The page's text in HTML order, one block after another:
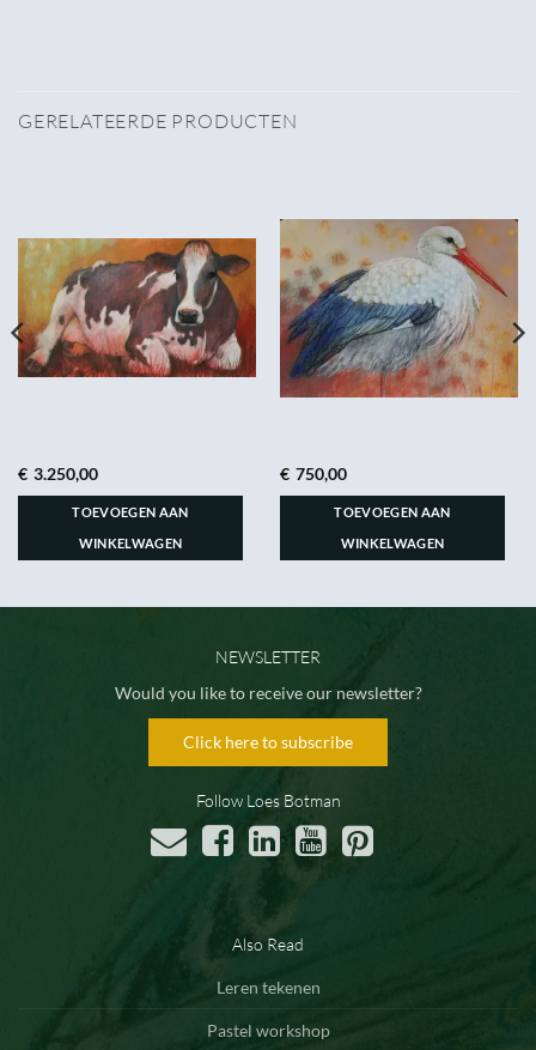
GERELATEERDE PRODUCTEN
€ 3.250,00
TOEVOEGEN AAN
WINKELWAGEN
€ 750,00
TOEVOEGEN AAN
WINKELWAGEN
NEWSLETTER
Would you like to receive our newsletter?
Click here to subscribe
Follow Loes Botman
Also Read
Leren tekenen
Pastel workshop